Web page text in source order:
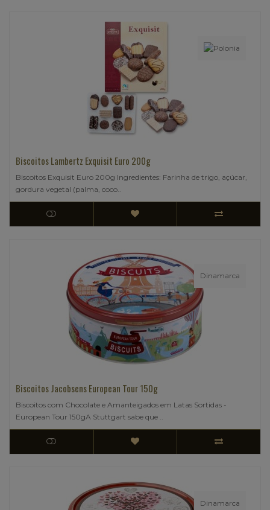
Biscoitos Lambertz Exquisit Euro 200g
Biscoitos Exquisit Euro 200g Ingredientes: Farinha de trigo, açúcar,
gordura vegetal (palma, coco..
Dinamarca
Biscoitos Jacobsens European Tour 150g
Biscoitos com Chocolate e Amanteigados em Latas Sortidas -
European Tour 150gA Stuttgart sabe que ..
Dinamarca